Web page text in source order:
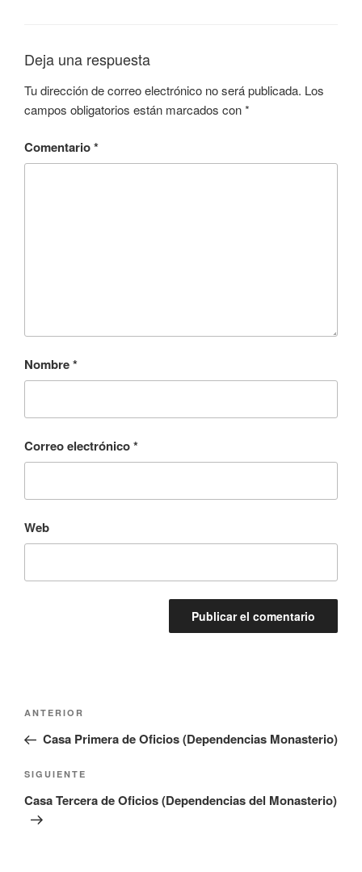
Deja una respuesta
Tu dirección de correo electrónico no será publicada. Los
campos obligatorios están marcados con*
Comentario*
Nombre*
Correo electrónico*
Web
Navegación
entradas
Entrada
anterior:
ANTERIOR
Casa Primera de Oficios (Dependencias Monasterio)
Siguiente
entrada
SIGUIENTE
Casa Tercera de Oficios (Dependencias del Monasterio)